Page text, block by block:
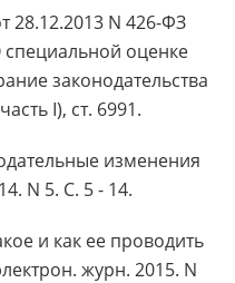
28.12.2013 N 426-ФЗ
специальной оценке
законодательства
I), ст. 6991.
изменения
N 5. С. 5 - 14.
и как ее проводить
журн. 2015. N